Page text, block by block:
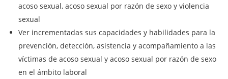
acoso sexual, acoso sexual por razón de sexo y violencia
sexual
Ver incrementadas sus capacidades y habilidades para la
prevención, detección, asistencia y acompañamiento a las
víctimas de acoso sexual y acoso sexual por razón de sexo
en el ámbito laboral